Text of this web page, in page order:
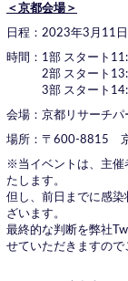
＜京都会場＞
日程：2023年3月11日
時間：1部 スタート
2部 スタート
3部 スタート
会場：京都リサーチ
場所：〒600-8815
※当イベントは、主催
たします。
但し、前日までに感
ざいます。
最終的な判断を弊社
せていただきますので